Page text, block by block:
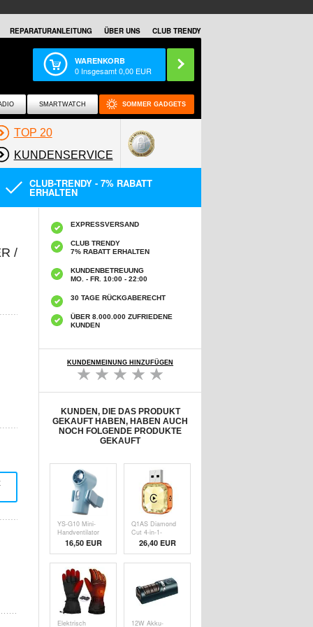
REPARATURANLEITUNG ÜBER UNS CLUB TRENDY
WARENKORB
0 Insgesamt0,00 EUR
SMARTWATCH SOMMER GADGETS
TOP 20
KUNDENSERVICE
CLUB-TRENDY - 7% RABATT
ERHALTEN
/
EXPRESSVERSAND
CLUB TRENDY
7% RABATT ERHALTEN
KUNDENBETREUUNG
MO. - FR. 10:00 - 22:00
30 TAGE RÜCKGABERECHT
ÜBER 8.000.000 ZUFRIEDENE
KUNDEN
KUNDENMEINUNG HINZUFÜGEN
KUNDEN, DIE DAS PRODUKT
GEKAUFT HABEN, HABEN AUCH
NOCH FOLGENDE PRODUKTE
GEKAUFT
YS-G10 Mini-
Handventilator
zum Anstecken
mit
Digitalanzeige -
Blau
16,50EUR
Q1AS Diamond
Cut 4-in-1-
Adapter für
Android Auto und
CarPlay
26,40EUR
Elektrisch
12W Akku-